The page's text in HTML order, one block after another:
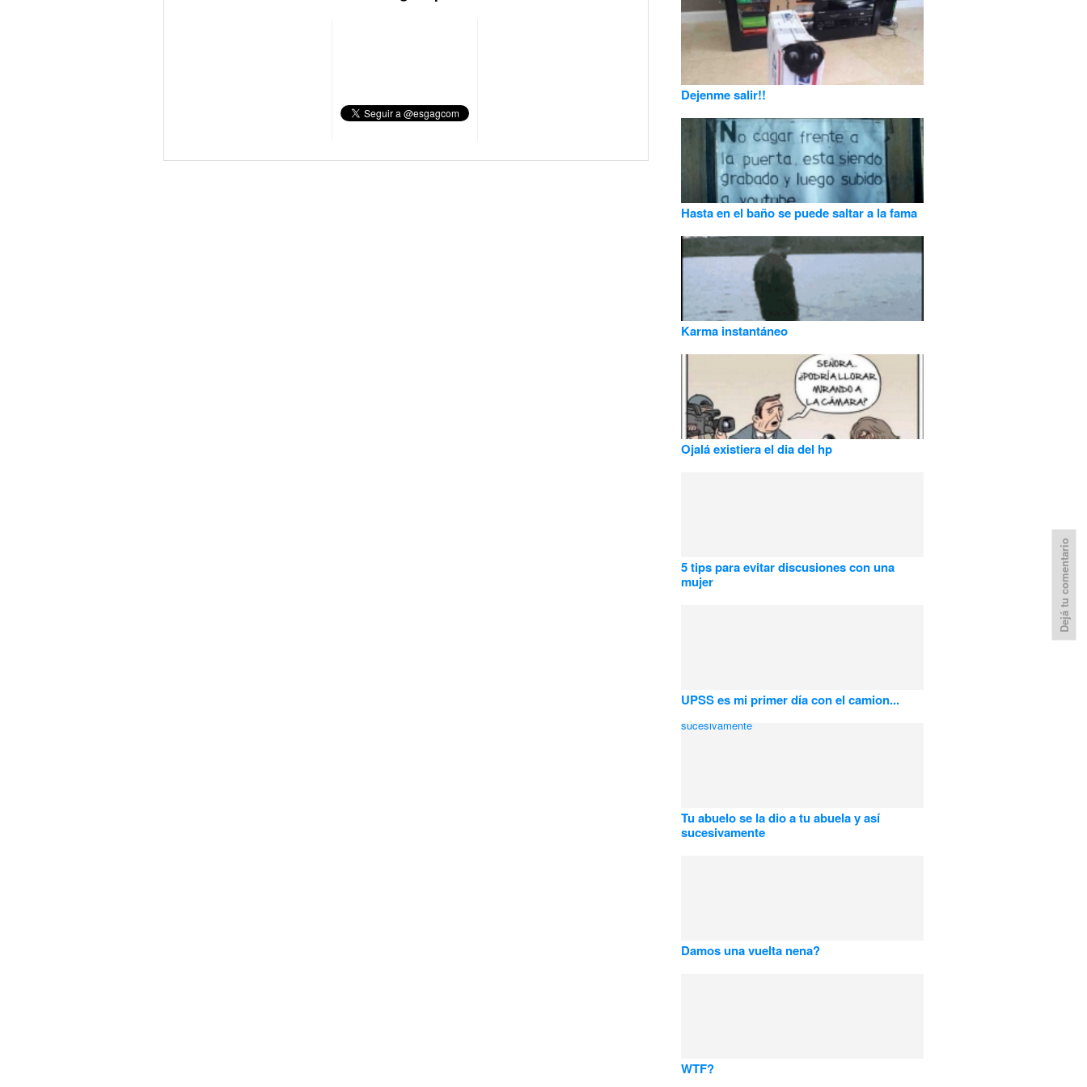
Dejenme salir!!
Hasta en el baño se puede saltar a la fama
Karma instantáneo
Ojalá existiera el dia del hp
5 tips para evitar discusiones con una
mujer
UPSS es mi primer día con el camion...
Tu abuelo se la dio a tu abuela y así
sucesivamente
Damos una vuelta nena?
WTF?
Dejá tu comentario